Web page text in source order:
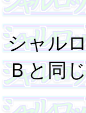
シャル
Ｂと同